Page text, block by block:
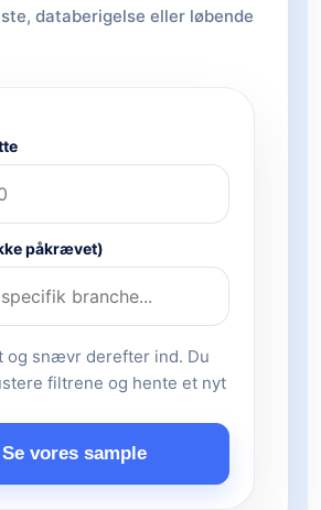
databerigelse eller løbende
påkrævet)
og snævr derefter ind. Du
filtrene og hente et nyt
Se vores sample